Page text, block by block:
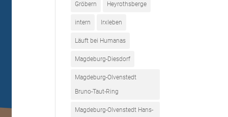
Gröbern Heyrothsberge
intern Irxleben
Läuft bei Humanas
Magdeburg-Diesdorf
Magdeburg-Olvenstedt
Bruno-Taut-Ring
Magdeburg-Olvenstedt Hans-